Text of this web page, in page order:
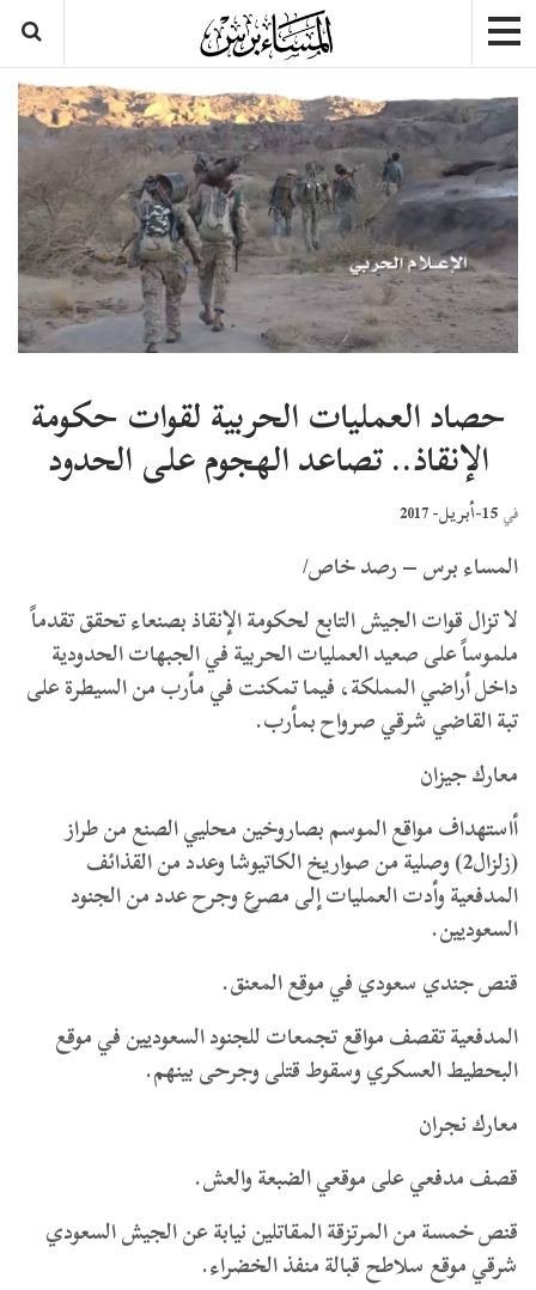
حصاد العمليات الحربية لقوات حكومة
الإنقاذ.. تصاعد الهجوم على الحدود
في 15-أبريل- 2017
المساء برس – رصد خاص/
لا تزال قوات الجيش التابع لحكومة الإنقاذ بصنعاء تحقق تقدماً
ملموساً على صعيد العمليات الحربية في الجبهات الحدودية
داخل أراضي المملكة، فيما تمكنت في مأرب من السيطرة على
تبة القاضي شرقي صرواح بمأرب.
معارك جيزان
أاستهداف مواقع الموسم بصاروخين محليي الصنع من طراز
(زلزال2) وصلية من صواريخ الكاتيوشا وعدد من القذائف
المدفعية وأدت العمليات إلى مصرع وجرح عدد من الجنود
السعوديين.
قنص جندي سعودي في موقع المعنق.
المدفعية تقصف مواقع تجمعات للجنود السعوديين في موقع
البحطيط العسكري وسقوط قتلى وجرحى بينهم.
معارك نجران
قصف مدفعي على موقعي الضبعة والعش.
قنص خمسة من المرتزقة المقاتلين نيابة عن الجيش السعودي
شرقي موقع سلاطح قبالة منفذ الخضراء.